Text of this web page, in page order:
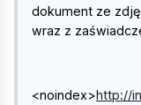
dokument ze
wraz z
<noindex>http://